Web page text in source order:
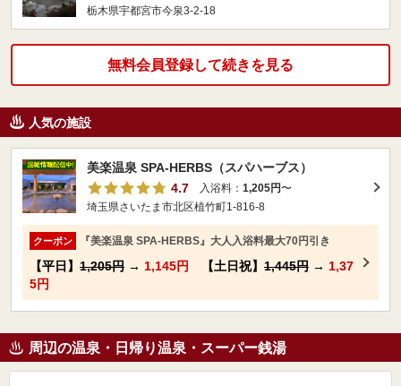
栃木県宇都宮市今泉3-2-18
無料会員登録して続きを見る
人気の施設
美楽温泉 SPA-HERBS（スパハーブス）
4.7
入浴料： 1,205円〜
埼玉県さいたま市北区植竹町1-816-8
クーポン 『美楽温泉 SPA-HERBS』大人入浴料最大70円引き
【平日】 1,205円 → 1,145円 【土日祝】 1,445円 → 1,37
5円
周辺の温泉・日帰り温泉・スーパー銭湯